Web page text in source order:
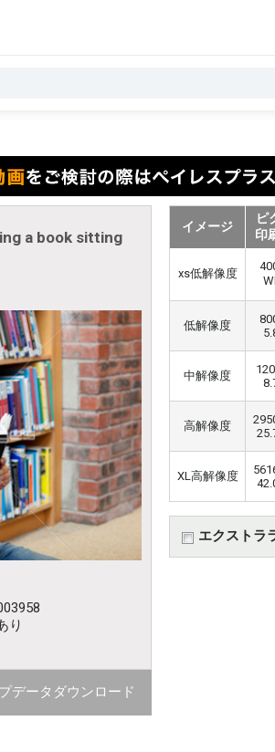
a book sitting
り
データダウンロード
イメージ
ピ
印
xs低解像度
低解像度
中解像度
高解像度
XL高解像度
エクストラ